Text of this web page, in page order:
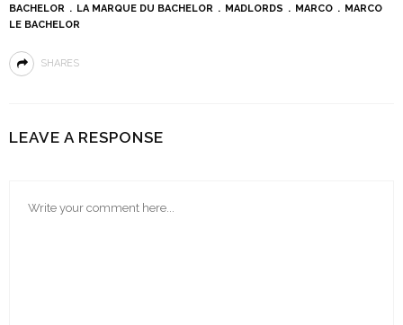
BACHELOR
LA MARQUE DU BACHELOR MADLORDS MARCO
MARCO
LE BACHELOR
SHARES
LEAVE A RESPONSE